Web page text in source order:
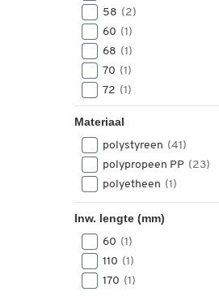
58 (2)
60 (1)
68 (1)
70 (1)
72 (1)
79(3)
87(7)
90 (3)
95 (1)
96(6)
105
(2)
107 (1)
108 (1)
121 (1)
Materiaal
polystyreen (41)
polypropeen PP (23)
polyetheen (1)
Inw. lengte (mm)
60 (1)
110 (1)
170 (1)